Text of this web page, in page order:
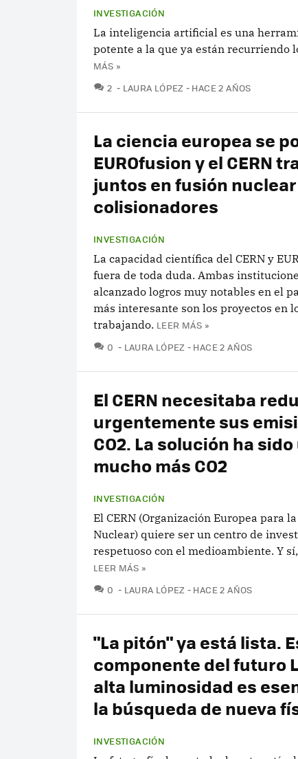
INVESTIGACIÓN
La inteligencia artificial es una
potente a la que ya están recurriendo
MÁS »
2 COMENTARIOS
LAURA LÓPEZ HACE 2 AÑOS
La ciencia europea se
EUROfusion y el CERN
juntos en fusión
colisionadores
INVESTIGACIÓN
La capacidad científica del CERN y
fuera de toda duda. Ambas
alcanzado logros muy notables en el
más interesante son los proyectos en
trabajando. LEER MÁS »
0 COMENTARIOS
LAURA LÓPEZ HACE 2 AÑOS
El CERN necesitaba
urgentemente sus
CO2. La solución ha
mucho más CO2
INVESTIGACIÓN
El CERN (Organización Europea para
Nuclear) quiere ser un centro de
respetuoso con el medioambiente. Y
LEER MÁS »
0 COMENTARIOS
LAURA LÓPEZ HACE 2 AÑOS
"La pitón" ya está lista.
componente del futuro
alta luminosidad es
la búsqueda de nueva
INVESTIGACIÓN